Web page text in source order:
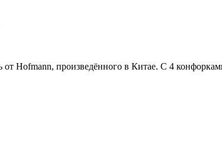
Hofmann, произведённого в Китае. С 4